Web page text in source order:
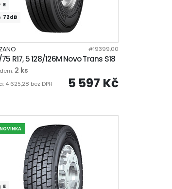
E
72dB
#19399,00
R17, 5 128/126M Novo Trans S18
2 ks
4 625,28 bez DPH 5 597 Kč
NOVINKA
E